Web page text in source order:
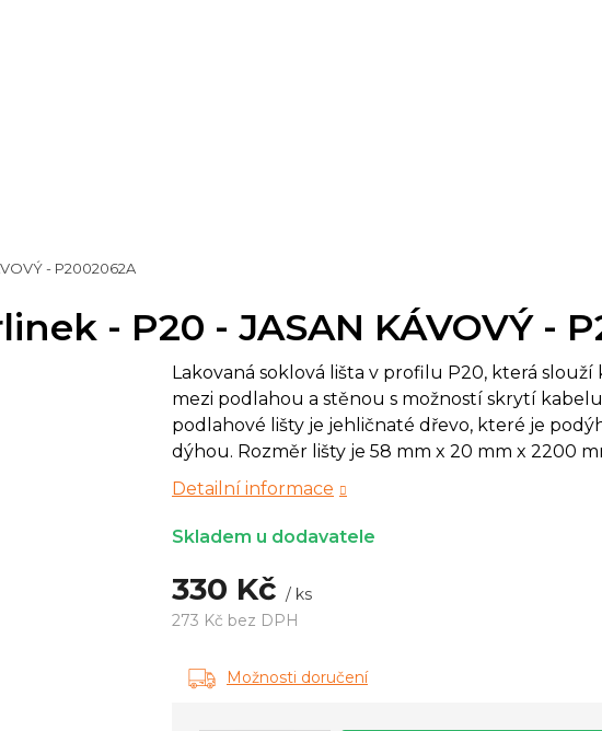
- P2002062A
- P20 - JASAN KÁVOVÝ -
330 Kč / ks
273 Kč bez DPH
cena:
Skladem u dodavatele
Možnosti doručení
Lakovaná soklová lišta v profilu P20, která
mezi podlahou a stěnou s možností skrytí
podlahové lišty je jehličnaté dřevo, které je
dýhou. Rozměr lišty je 58 mm x 20 mm x 2200
Detailní informace